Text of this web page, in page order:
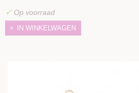
✓ Op voorraad
IN WINKELWAGEN